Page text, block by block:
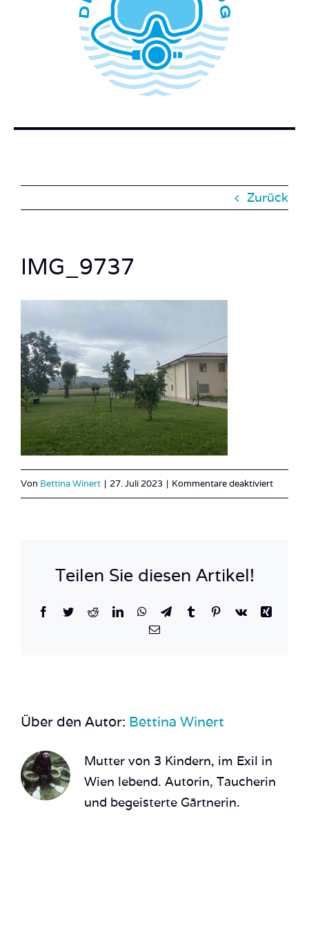
WER STECKT HINTER DEM TAUCHERBLOG?
BUCH BESTELLEN
Zurück
IMG_9737
Von Bettina Winert | 27. Juli 2023 | Kommentare deaktiviertfür
Teilen Sie diesen Artikel!
Facebook
TwitterRedditLinkedInWhatsApp
TelegramTumblrPinterest
Vk
Xing
E-
Über den Autor: Bettina Winert
Mutter von 3 Kindern, im Exil in
Wien lebend. Autorin, Taucherin
und begeisterte Gärtnerin.